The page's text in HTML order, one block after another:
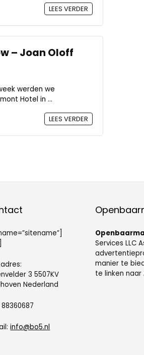
LEES VERDER
– Joan Oloff
werden we
Hotel in ...
LEES VERDER
3 5507KV
Nederland
88360687
info@bo5.nl
Services LLC
manier te
te linken naar